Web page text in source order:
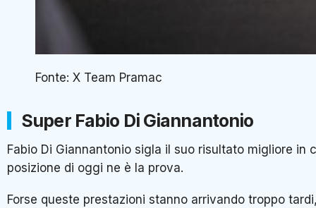
Fonte: X Team Pramac
Super Fabio Di Giannantonio
Fabio Di Giannantonio sigla il suo risultato migliore
posizione di oggi ne è la prova.
Forse queste prestazioni stanno arrivando troppo